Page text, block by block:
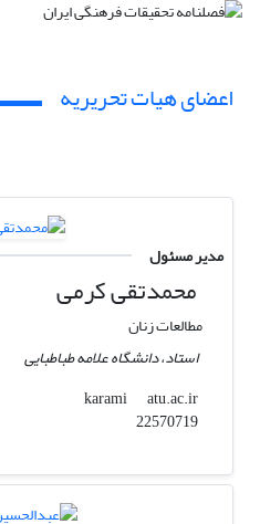
اعضای هیات تحریریه
مدیر مسئول
محمدتقی کرمی
مطالعات زنان
استاد، دانشگاه علامه طباطبایی
karami
atu.ac.ir
22570719